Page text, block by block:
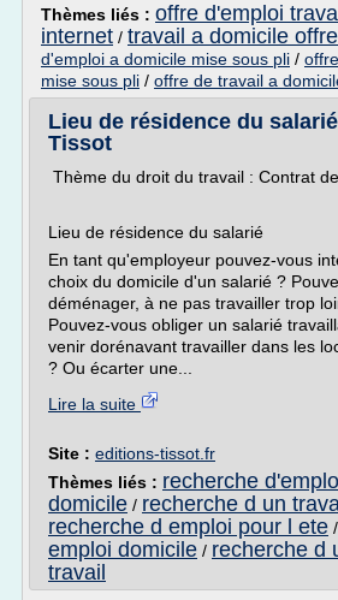
Thèmes liés : offre d'emploi
internet / travail a domicile
d'emploi a domicile mise sous pli /
mise sous pli / offre de travail a
Lieu de résidence du
Tissot
Thème du droit du travail : Contrat
Lieu de résidence du salarié
En tant qu'employeur pouvez-vous
choix du domicile d'un salarié ?
déménager, à ne pas travailler trop
Pouvez-vous obliger un salarié
venir dorénavant travailler dans les
? Ou écarter une...
Lire la suite
Site : editions-tissot.fr
Thèmes liés : recherche
domicile / recherche d un
recherche d emploi pour l ete /
emploi domicile / recherche d
travail